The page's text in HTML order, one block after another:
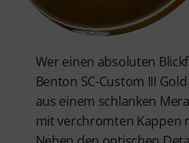
Wer einen absoluten
Benton SC-Custom III
aus einem schlanken
mit verchromten Kappen